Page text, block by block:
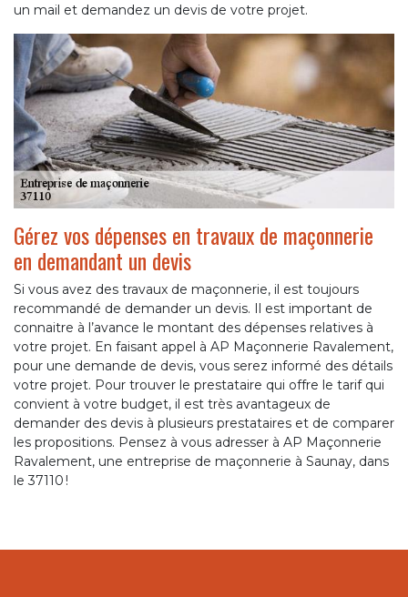
un mail et demandez un devis de votre projet.
Gérez vos dépenses en travaux de maçonnerie
en demandant un devis
Si vous avez des travaux de maçonnerie, il est toujours
recommandé de demander un devis. Il est important de
connaitre à l’avance le montant des dépenses relatives à
votre projet. En faisant appel à AP Maçonnerie Ravalement,
pour une demande de devis, vous serez informé des détails
votre projet. Pour trouver le prestataire qui offre le tarif qui
convient à votre budget, il est très avantageux de
demander des devis à plusieurs prestataires et de comparer
les propositions. Pensez à vous adresser à AP Maçonnerie
Ravalement, une entreprise de maçonnerie à Saunay, dans
le 37110 !